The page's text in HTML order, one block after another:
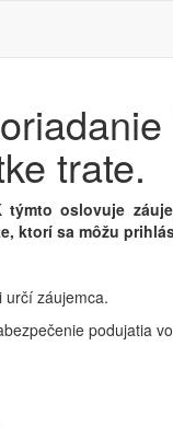
trate.
týmto oslovuje
ktorí sa môžu
určí záujemca.
podujatia